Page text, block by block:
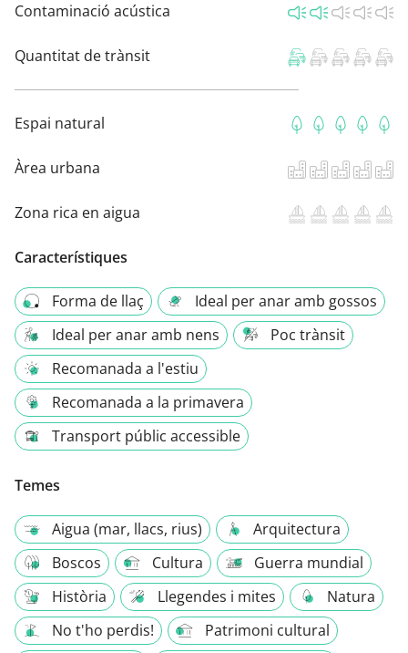
Contaminació acústica
Quantitat de trànsit
Espai natural
Àrea urbana
Zona rica en aigua
Característiques
Forma de llaç
Ideal per anar amb gossos
Ideal per anar amb nens
Poc trànsit
Recomanada a l'estiu
Recomanada a la primavera
Transport públic accessible
Temes
Aigua (mar, llacs, rius)
Arquitectura
Boscos
Cultura
Guerra mundial
Història
Llegendes i mites
Natura
No t'ho perdis!
Patrimoni cultural